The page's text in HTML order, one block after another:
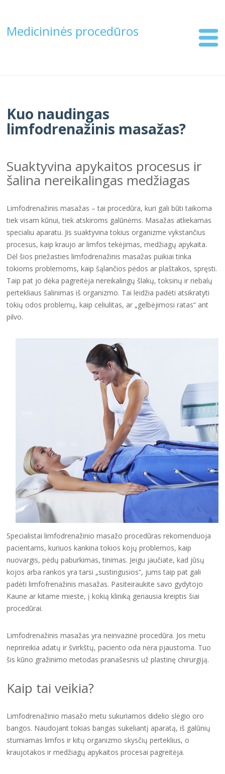
Medicininės procedūros
Kuo naudingas
limfodrenažinis masažas?
Suaktyvina apykaitos procesus ir
šalina nereikalingas medžiagas
Limfodrenažinis masažas – tai procedūra, kuri gali būti taikoma
tiek visam kūnui, tiek atskiroms galūnėms. Masažas atliekamas
specialiu aparatu. Jis suaktyvina tokius organizme vykstančius
procesus, kaip kraujo ar limfos tekėjimas, medžiagų apykaita.
Dėl šios priežasties limfodrenažinis masažas puikiai tinka
tokioms problemoms, kaip šąlančios pėdos ar plaštakos, spręsti.
Taip pat jo dėka pagreitėja nereikalingų šlakų, toksinų ir riebalų
pertekliaus šalinimas iš organizmo. Tai leidžia padėti atsikratyti
tokių odos problemų, kaip celiulitas, ar „gelbėjimosi ratas“ ant
pilvo.
Specialistai limfodrenažinio masažo procedūras rekomenduoja
pacientams, kuriuos kankina tokios kojų problemos, kaip
nuovargis, pėdų paburkimas, tinimas. Jeigu jaučiate, kad jūsų
kojos arba rankos yra tarsi „sustingusios“, jums taip pat gali
padėti limfofrenažinis masažas. Pasiteiraukite savo gydytojo
Kaune ar kitame mieste, į kokią kliniką geriausia kreiptis šiai
procedūrai.
Limfodrenažinis masažas yra neinvazinė procedūra. Jos metu
neprireikia adatų ir švirkštų, paciento oda nėra pjaustoma. Tuo
šis kūno gražinimo metodas pranašesnis už plastinę chirurgiją.
Kaip tai veikia?
Limfodrenažinio masažo metu sukuriamos didelio slėgio oro
bangos. Naudojant tokias bangas sukeliantį aparatą, iš galūnių
stumiamas limfos ir kitų organizmo skysčių perteklius, o
kraujotakos ir medžiagų apykaitos procesai pagreitėja.